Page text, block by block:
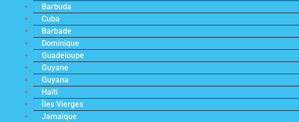
Barbuda
Cuba
Barbade
Dominique
Guadeloupe
Guyane
Guyana
Haïti
Îles Vierges
Jamaïque